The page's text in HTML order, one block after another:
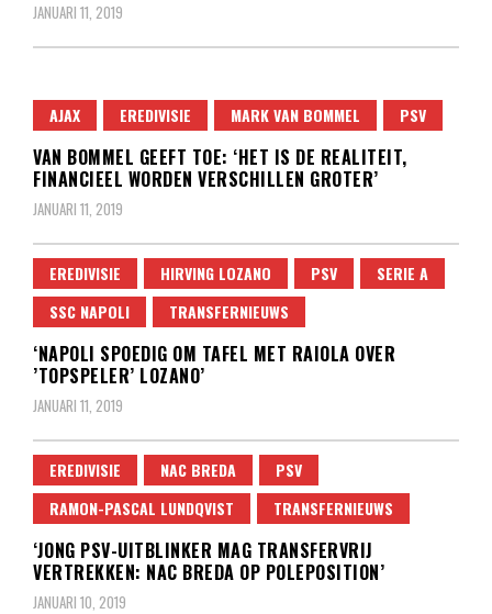
JANUARI 11, 2019
AJAX EREDIVISIE MARK VAN BOMMEL PSV
VAN BOMMEL GEEFT TOE: ‘HET IS DE REALITEIT,
FINANCIEEL WORDEN VERSCHILLEN GROTER’
JANUARI 11, 2019
EREDIVISIE HIRVING LOZANO PSV
SERIE A
SSC NAPOLI
TRANSFERNIEUWS
‘NAPOLI SPOEDIG OM TAFEL MET RAIOLA OVER
’TOPSPELER’ LOZANO’
JANUARI 11, 2019
EREDIVISIE NAC BREDA
PSV
RAMON-PASCAL LUNDQVIST
TRANSFERNIEUWS
‘JONG PSV-UITBLINKER MAG TRANSFERVRIJ
VERTREKKEN: NAC BREDA OP POLEPOSITION’
JANUARI 10, 2019